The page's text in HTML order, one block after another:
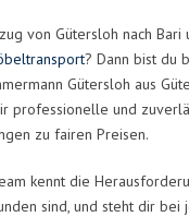
von Gütersloh nach Bari
? Dann bist du
Gütersloh aus
professionelle und
zu fairen Preisen.
kennt die
sind, und steht dir bei